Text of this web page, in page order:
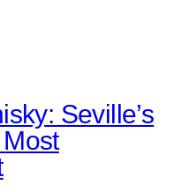
Seville’s